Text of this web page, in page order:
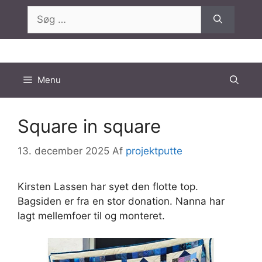
indhold
efter:
Menu
Square in square
13. december 2025 Af projektputte
Kirsten Lassen har syet den flotte top.
Bagsiden er fra en stor donation. Nanna har
lagt mellemfoer til og monteret.